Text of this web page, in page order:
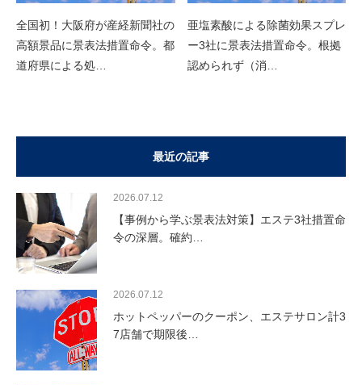
全国初！大阪府が産経新聞社の
高額景品に景表法措置命令。都
道府県による処…
亜塩素酸による除菌効果スプレ
ー3社に景表法措置命令。根拠
認められず（消…
最近の記事
2026.07.12
【事例から学ぶ景表法対策】エステ3社措置命
令の深層。確約…
2026.07.12
ホットペッパーのクーポン、エステサロン計3
7店舗で期限後…